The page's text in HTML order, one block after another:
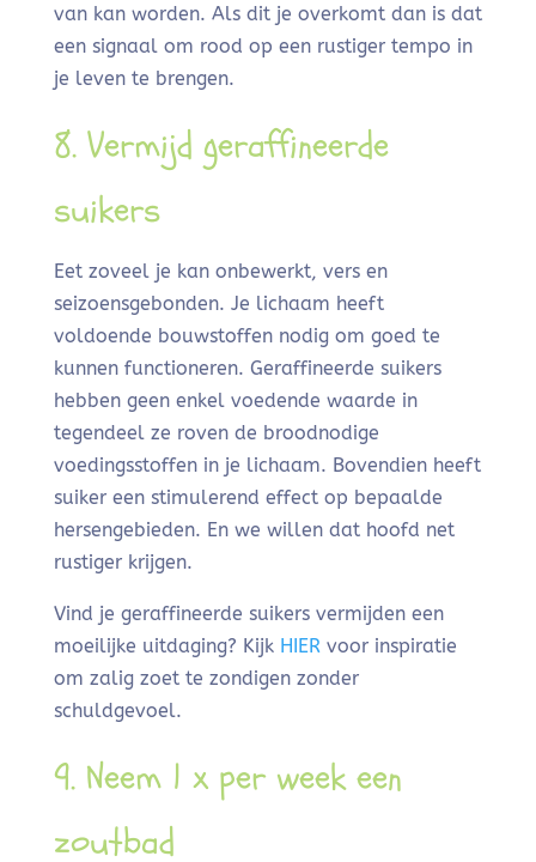
van kan worden. Als dit je overkomt dan is dat
een signaal om rood op een rustiger tempo in
je leven te brengen.
8. Vermijd geraffineerde
suikers
Eet zoveel je kan onbewerkt, vers en
seizoensgebonden. Je lichaam heeft
voldoende bouwstoffen nodig om goed te
kunnen functioneren. Geraffineerde suikers
hebben geen enkel voedende waarde in
tegendeel ze roven de broodnodige
voedingsstoffen in je lichaam. Bovendien heeft
suiker een stimulerend effect op bepaalde
hersengebieden. En we willen dat hoofd net
rustiger krijgen.
Vind je geraffineerde suikers vermijden een
moeilijke uitdaging? Kijk HIER voor inspiratie
om zalig zoet te zondigen zonder
schuldgevoel.
9. Neem 1 x per week een
zoutbad